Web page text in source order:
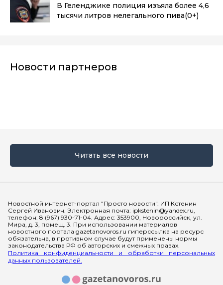
В Геленджике полиция изъяла более 4,6
тысячи литров нелегального пива(0+)
Новости партнеров
Читать все новости
Новостной интернет-портал "Просто новости". ИП Кстенин
Сергей Иванович. Электронная почта: ipkstenin@yandex.ru,
телефон: 8 (967) 930-71-04. Адрес: 353900, Новороссийск, ул.
Мира, д. 3, помещ. 3. При использовании материалов
новостного портала gazetanovoros.ru гиперссылка на ресурс
обязательна, в противном случае будут применены нормы
законодательства РФ об авторских и смежных правах.
Политика конфиденциальности и обработки персональных
данных пользователей.